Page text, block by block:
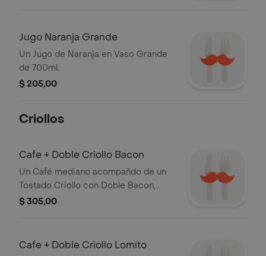
Jugo Naranja Grande
Un Jugo de Naranja en Vaso Grande
de 700ml.
$ 205,00
Criollos
Cafe + Doble Criollo Bacon
Un Café mediano acompañdo de un
Tostado Criollo con Doble Bacon,
Doble Huevo y Doble Queso.
$ 305,00
Cafe + Doble Criollo Lomito